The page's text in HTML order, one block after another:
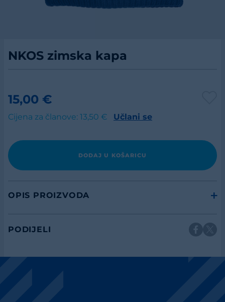
NKOS zimska kapa
15,00 €
Cijena za članove: 13,50 € Učlani se
DODAJ U KOŠARICU
OPIS PROIZVODA
PODIJELI